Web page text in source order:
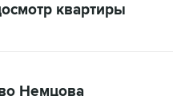
квартиры
Немцова